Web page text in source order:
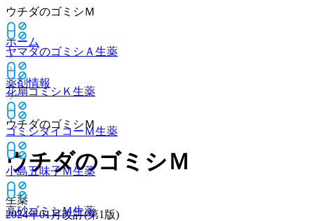
ウチダのゴミシＭ
ヤマダのゴミシＡ 生薬
花扇ゴミシＫ 生薬
ゴミシダイコーＭ生薬
小島五味子Ｍ生薬
高砂ゴミシＭ生薬
ホーム
薬剤情報
ウチダのゴミシＭ
ウチダのゴミシＭ
生薬
2024年01月改訂(第1版)